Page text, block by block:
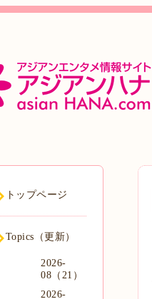
トップページ
Topics（更新）
2026-
08（21）
2026-